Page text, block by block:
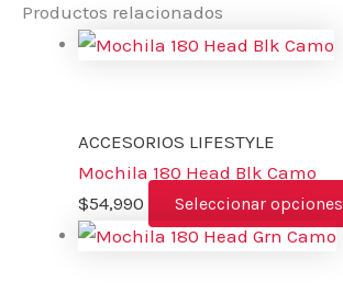
Productos relacionados
ACCESORIOS LIFESTYLE
Mochila 180 Head Blk Camo
$54,990 Seleccionar opciones